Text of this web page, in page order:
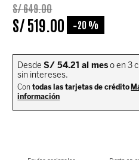
S/649.00
S/519 00 -20 %